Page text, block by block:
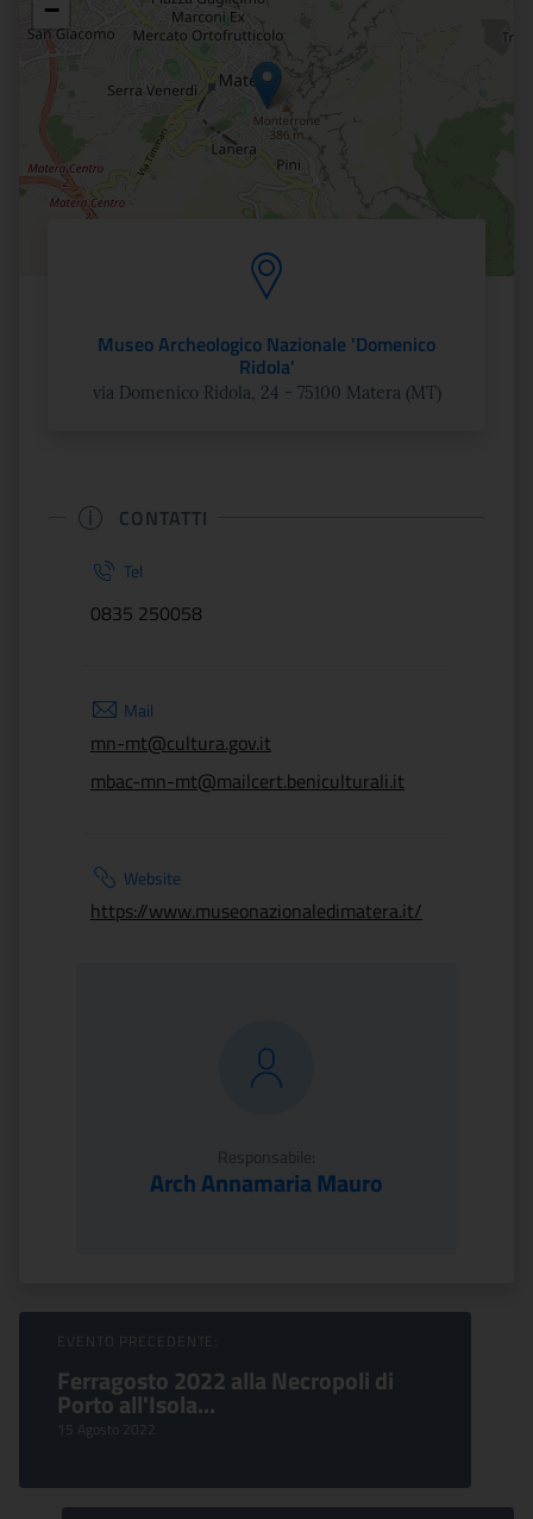
−
Museo Archeologico Nazionale 'Domenico
Ridola'
via Domenico Ridola, 24 - 75100 Matera (MT)
CONTATTI
Tel
0835 250058
Mail
mn-mt@cultura.gov.it
mbac-mn-mt@mailcert.beniculturali.it
Website
https://www.museonazionaledimatera.it/
Responsabile:
Arch Annamaria Mauro
Sfoglia Eventi
EVENTO PRECEDENTE:
Ferragosto 2022 alla Necropoli di
Porto all'Isola...
15 Agosto 2022